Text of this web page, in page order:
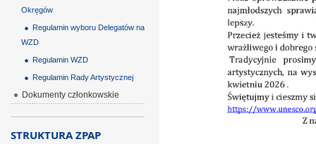
Okręgów
Regulamin wyboru Delegatów na
WZD
Regulamin WZD
Regulamin Rady Artystycznej
Dokumenty członkowskie
STRUKTURA ZPAP